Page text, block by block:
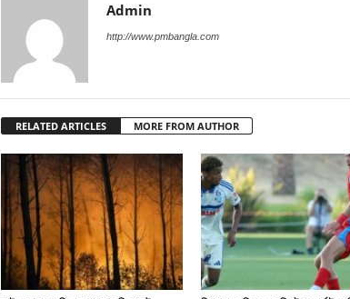
Admin
http://www.pmbangla.com
RELATED ARTICLES MORE FROM AUTHOR